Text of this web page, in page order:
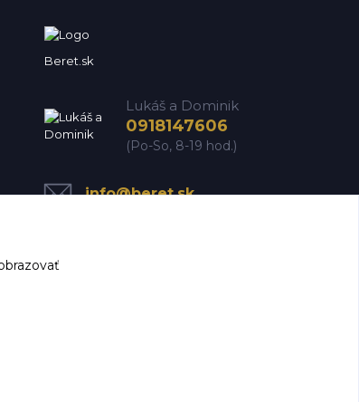
Beret.sk
Lukáš a Dominik
0918147606
(Po-So, 8-19 hod.)
info@beret.sk